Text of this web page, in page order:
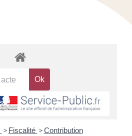
> Fiscalité > Contribution